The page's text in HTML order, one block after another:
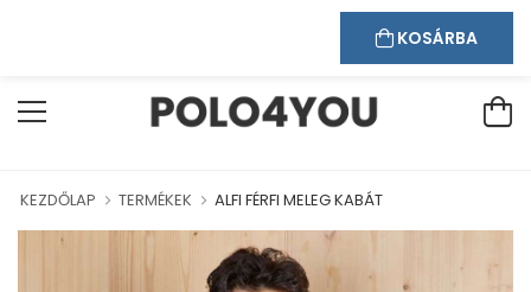
Bejelentkezés Regisztráció
KEZDŐLAP TERMÉKEK ALFI FÉRFI MELEG KABÁT
KOSÁRBA